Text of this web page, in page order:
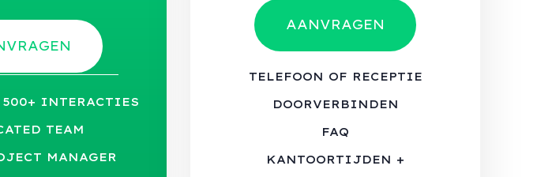
INTERACTIES
TEAM
MANAGER
AANVRAGEN
TELEFOON OF RECEPTIE
DOORVERBINDEN
FAQ
KANTOORTIJDEN +